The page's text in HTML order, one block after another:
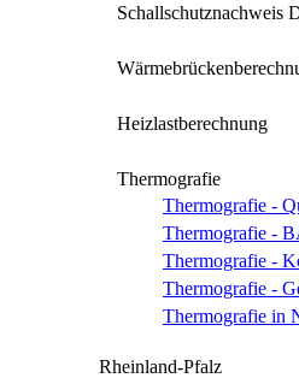
Schallschutznachweis
Heizlastberechnung
Thermografie
Thermografie -
Thermografie -
Thermografie -
Thermografie -
Thermografie in
Rheinland-Pfalz